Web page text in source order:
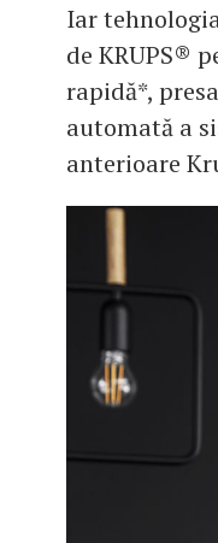
Iar
de KRUPS®
rapidă*,
automată a
anterioare